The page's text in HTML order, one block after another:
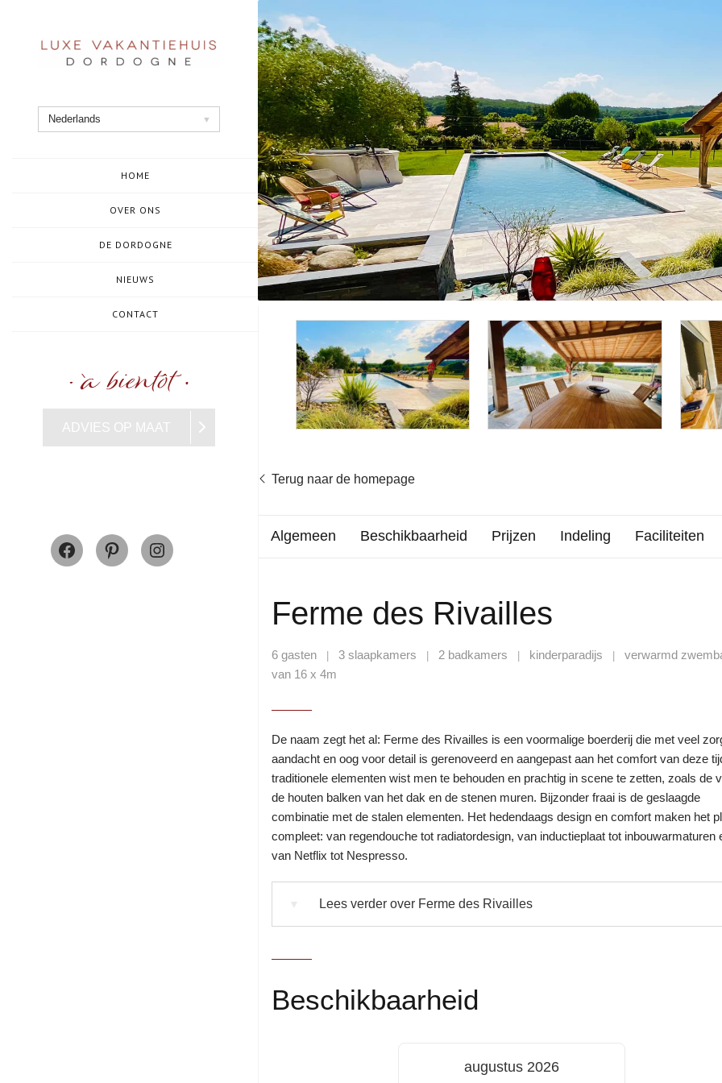
Nederlands
HOME
OVER ONS
DE DORDOGNE
NIEUWS
CONTACT
ADVIES OP MAAT
Facebook
PinterestInstagram
Terug naar de homepage
Algemeen Beschikbaarheid Prijzen Indeling Faciliteiten
Ferme des Rivailles
6 gasten 3 slaapkamers 2 badkamers kinderparadijs
verwarmd
van 16 x 4m
De naam zegt het al: Ferme des Rivailles is een voormalige boerderij die met veel
aandacht en oog voor detail is gerenoveerd en aangepast aan het comfort van deze
traditionele elementen wist men te behouden en prachtig in scene te zetten, zoals de
de houten balken van het dak en de stenen muren. Bijzonder fraai is de geslaagde
combinatie met de stalen elementen. Het hedendaags design en comfort maken het
compleet: van regendouche tot radiatordesign, van inductieplaat tot inbouwarmaturen
van Netflix tot Nespresso.
Lees verder over Ferme des Rivailles
Beschikbaarheid
augustus 2026